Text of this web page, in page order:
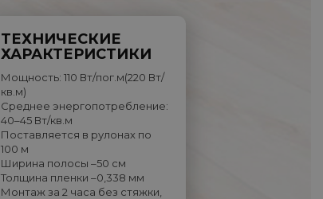
ТЕХНИЧЕСКИЕ
ХАРАКТЕРИСТИКИ
Мощность: 110 Вт/пог.м(220 Вт/
кв.м)
Среднее энергопотребление:
40–45 Вт/кв.м
Поставляется в рулонах по
100 м
Ширина полосы –50 см
Толщина пленки –0,338 мм
Монтаж за 2 часа без стяжки,